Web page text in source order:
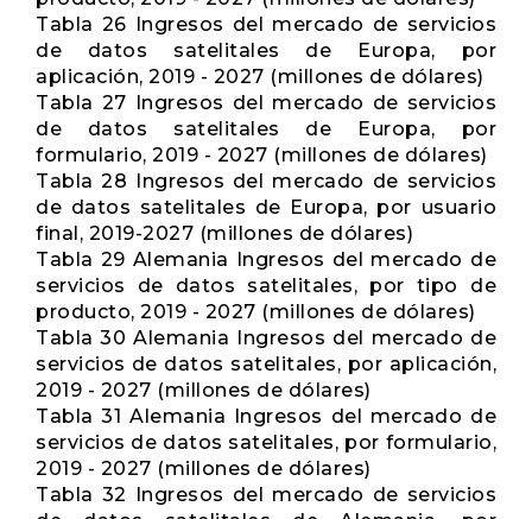
Tabla 26 Ingresos del mercado de servicios
de datos satelitales de Europa, por
aplicación, 2019 - 2027 (millones de dólares)
Tabla 27 Ingresos del mercado de servicios
de datos satelitales de Europa, por
formulario, 2019 - 2027 (millones de dólares)
Tabla 28 Ingresos del mercado de servicios
de datos satelitales de Europa, por usuario
final, 2019-2027 (millones de dólares)
Tabla 29 Alemania Ingresos del mercado de
servicios de datos satelitales, por tipo de
producto, 2019 - 2027 (millones de dólares)
Tabla 30 Alemania Ingresos del mercado de
servicios de datos satelitales, por aplicación,
2019 - 2027 (millones de dólares)
Tabla 31 Alemania Ingresos del mercado de
servicios de datos satelitales, por formulario,
2019 - 2027 (millones de dólares)
Tabla 32 Ingresos del mercado de servicios